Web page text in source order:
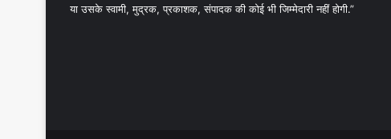
या उसके स्वामी, मुद्रक, प्रकाशक, संपादक की कोई भी जिम्मेदारी नहीं होगी.”